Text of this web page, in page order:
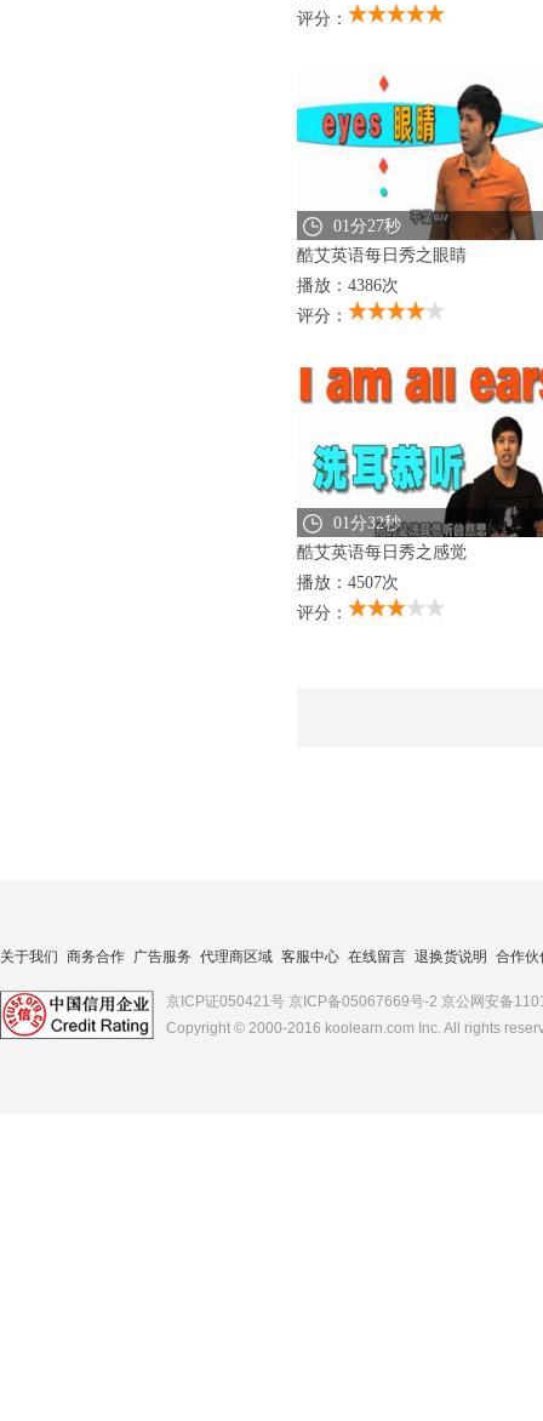
评分：
01分27秒
酷艾英语每日秀之眼睛
播放：4386次
评分：
01分32秒
酷艾英语每日秀之感觉
播放：4507次
评分：
关于我们 商务合作 广告服务 代理商区域 客服中心 在线留言 退换货说明 合作伙
京ICP证050421号 京ICP备05067669号-2 京公网安备
Copyright © 2000-2016 koolearn.com Inc. All rights